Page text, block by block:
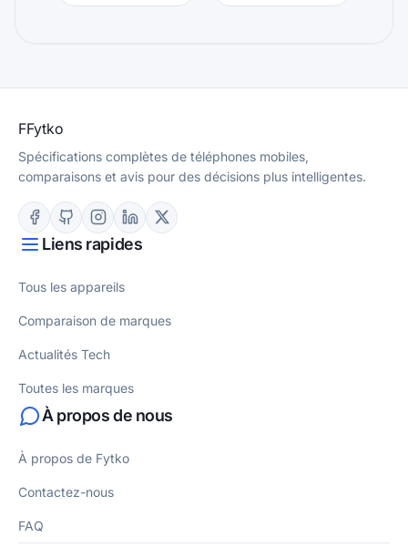
FFytko
Spécifications complètes de téléphones mobiles,
comparaisons et avis pour des décisions plus intelligentes.
Liens rapides
Tous les appareils
Comparaison de marques
Actualités Tech
Toutes les marques
À propos de nous
À propos de Fytko
Contactez-nous
FAQ